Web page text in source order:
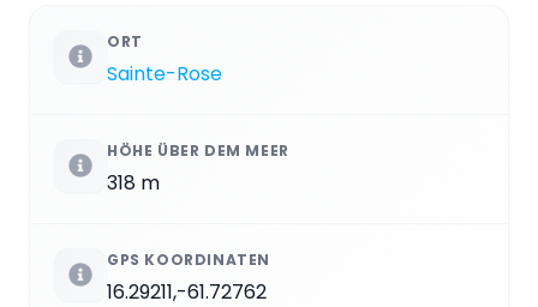
ORT
Sainte-Rose
HÖHE ÜBER DEM MEER
318 m
GPS KOORDINATEN
16.29211,-61.72762